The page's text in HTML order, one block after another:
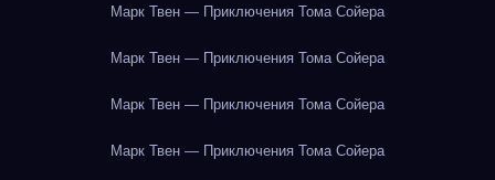
Марк Твен — Приключения Тома Сойера
Марк Твен — Приключения Тома Сойера
Марк Твен — Приключения Тома Сойера
Марк Твен — Приключения Тома Сойера